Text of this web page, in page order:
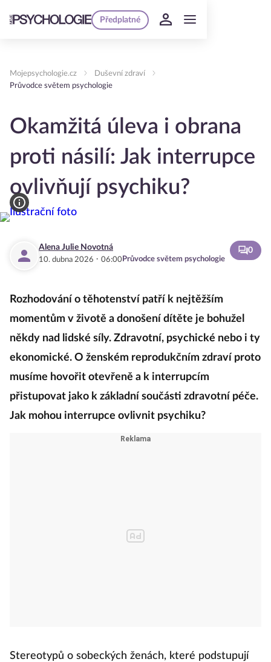
Předplatné
Mojepsychologie.cz
Duševní zdraví
Průvodce světem psychologie
Okamžitá úleva i obrana
proti násilí: Jak interrupce
ovlivňují psychiku?
Alena Julie Novotná
10. dubna 2026 · 06:00Průvodce světem psychologie
0
Rozhodování o těhotenství patří k nejtěžším
momentům v životě a donošení dítěte je bohužel
někdy nad lidské síly. Zdravotní, psychické nebo i ty
ekonomické. O ženském reprodukčním zdraví proto
musíme hovořit otevřeně a k interrupcím
přistupovat jako k základní součásti zdravotní péče.
Jak mohou interrupce ovlivnit psychiku?
Stereotypů o sobeckých ženách, které podstupují